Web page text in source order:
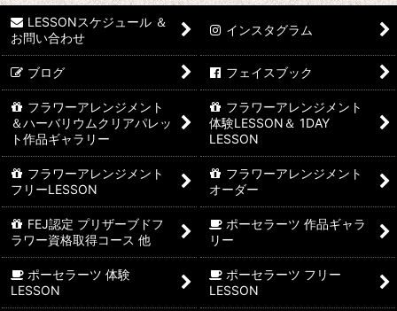
LESSONスケジュール ＆
お問い合わせ
インスタグラム
ブログ フェイスブック
フラワーアレンジメント
＆ハーバリウムクリアパレッ
ト作品ギャラリー
フラワーアレンジメント
体験LESSON＆ 1DAY
LESSON
フラワーアレンジメント
フリーLESSON
フラワーアレンジメント
オーダー
FEJ認定 プリザーブドフ
ラワー資格取得コース 他
ポーセラーツ 作品ギャラ
リー
ポーセラーツ 体験
LESSON
ポーセラーツ フリー
LESSON